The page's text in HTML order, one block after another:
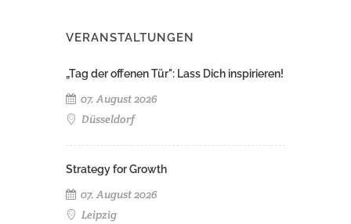
VERANSTALTUNGEN
„Tag der offenen Tür": Lass Dich inspirieren!
07. August 2026
Düsseldorf
Strategy for Growth
07. August 2026
Leipzig